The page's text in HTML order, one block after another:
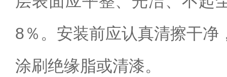
8％。安装前应认真清擦干净
涂刷绝缘脂或清漆。